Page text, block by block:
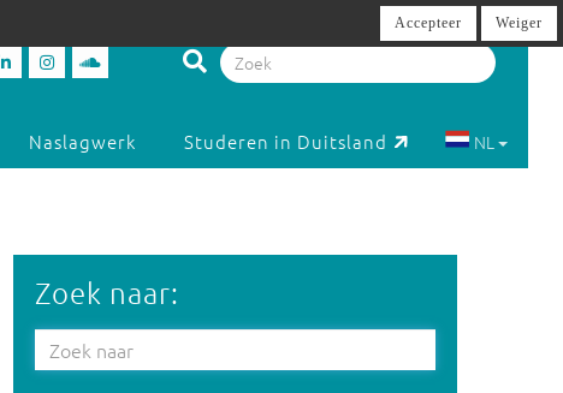
Naslagwerk Studeren in Duitsland NL
Zoek naar:
Accepteer Weiger